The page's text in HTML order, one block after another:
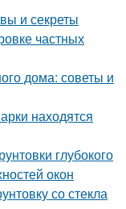
и секреты
частных
дома: советы и
находятся
глубокого
окон
со стекла